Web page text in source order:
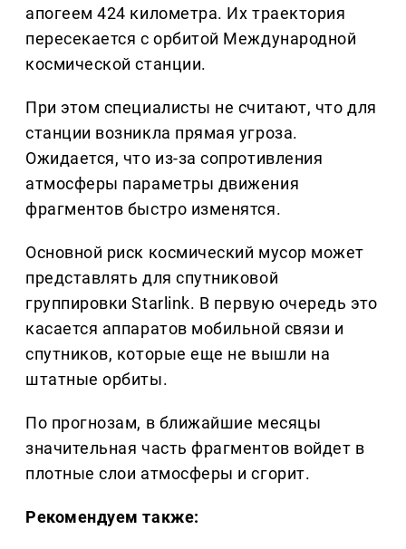
апогеем 424 километра. Их траектория
пересекается с орбитой Международной
космической станции.
При этом специалисты не считают, что для
станции возникла прямая угроза.
Ожидается, что из-за сопротивления
атмосферы параметры движения
фрагментов быстро изменятся.
Основной риск космический мусор может
представлять для спутниковой
группировки Starlink. В первую очередь это
касается аппаратов мобильной связи и
спутников, которые еще не вышли на
штатные орбиты.
По прогнозам, в ближайшие месяцы
значительная часть фрагментов войдет в
плотные слои атмосферы и сгорит.
Рекомендуем также: